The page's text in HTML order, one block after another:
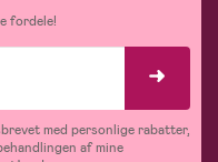
fordele!
med personlige rabatter,
af mine